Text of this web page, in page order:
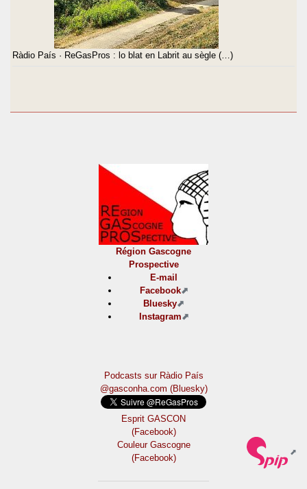
Ràdio País · ReGasPros : lo blat en Labrit au sègle (…)
Région Gascogne
Prospective
E-mail
Facebook
Bluesky
Instagram
Podcasts sur Ràdio País
@gasconha.com (Bluesky)
Esprit GASCON
(Facebook)
Couleur Gascogne
(Facebook)